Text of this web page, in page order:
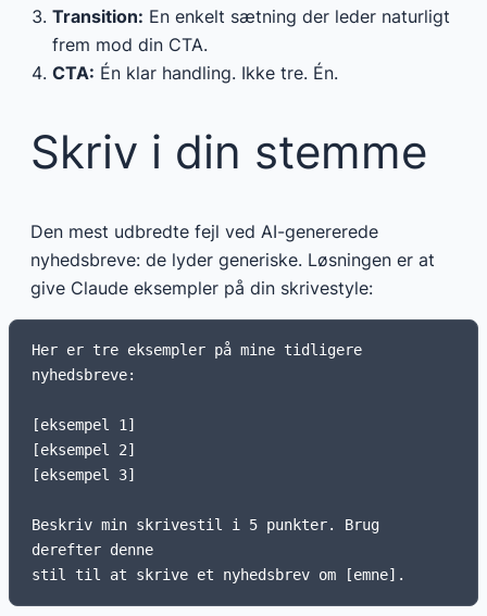
Transition: En enkelt sætning der leder naturligt
frem mod din CTA.
CTA: Én klar handling. Ikke tre. Én.
Skriv i din stemme
Den mest udbredte fejl ved AI-genererede
nyhedsbreve: de lyder generiske. Løsningen er at
give Claude eksempler på din skrivestyle:
Her er tre eksempler på mine tidligere
nyhedsbreve:
[eksempel 1]
[eksempel 2]
[eksempel 3]
Beskriv min skrivestil i 5 punkter. Brug
derefter denne